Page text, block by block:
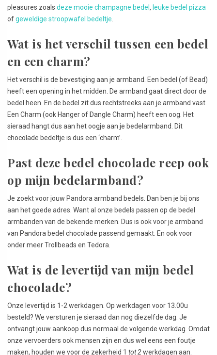
pleasures zoals deze mooie champagne bedel , leuke bedel pizza
ofgeweldige stroopwafel bedeltje
Wat is het verschil tussen een bedel
en een charm?
Het verschil is de bevestiging aan je armband. Een bedel (of Bead)
heeft een opening in het midden. De armband gaat direct door de
bedel heen. En de bedel zit dus rechtstreeks aan je armband vast.
Een Charm (ook Hanger of Dangle Charm) heeft een oog. Het
sieraad hangt dus aan het oogje aan je bedelarmband. Dit
chocolade bedeltje is dus een ‘charm’.
Past deze bedel chocolade reep ook
op mijn bedelarmband?
Je zoekt voor jouw Pandora armband bedels. Dan ben je bij ons
aan het goede adres. Want al onze bedels passen op de bedel
armbanden van de bekende merken. Dus is ook voor je armband
van Pandora bedel chocolade passend gemaakt. En ook voor
onder meer Trollbeads en Tedora.
Wat is de levertijd van mijn bedel
chocolade?
Onze levertijd is 1-2 werkdagen. Op werkdagen voor 13.00u
besteld? We versturen je sieraad dan nog diezelfde dag. Je
ontvangt jouw aankoop dus normaal de volgende werkdag. Omdat
onze vervoerders ook mensen zijn en dus wel eens een foutje
maken, houden we voor de zekerheid 1 tot 2werkdagen aan.